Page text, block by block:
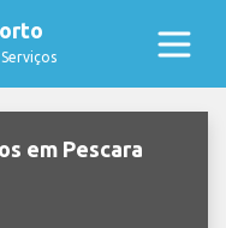
em Pescara